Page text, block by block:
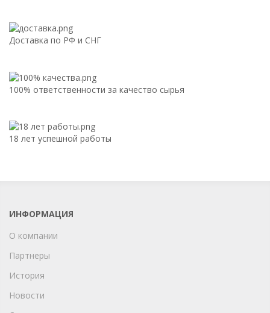
Доставка по РФ и СНГ
100% ответственности за качество сырья
18 лет успешной работы
ИНФОРМАЦИЯ
О компании
Партнеры
История
Новости